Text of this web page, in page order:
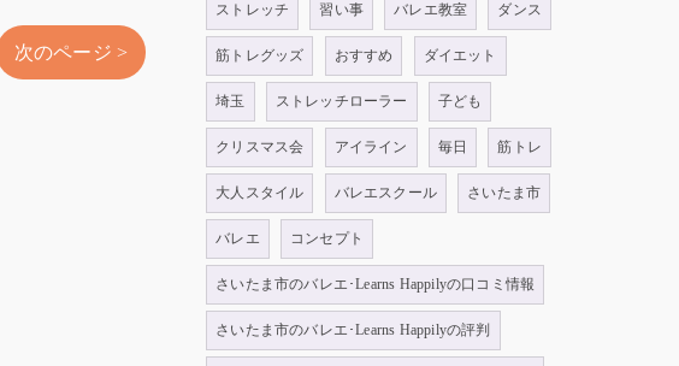
次のページ >
ストレッチ 習い事 バレエ教室 ダンス
筋トレグッズ おすすめ ダイエット
埼玉 ストレッチローラー 子ども
クリスマス会 アイライン 毎日 筋トレ
大人スタイル バレエスクール さいたま市
バレエ コンセプト
さいたま市のバレエ･Learns Happilyの口コミ情報
さいたま市のバレエ･Learns Happilyの評判